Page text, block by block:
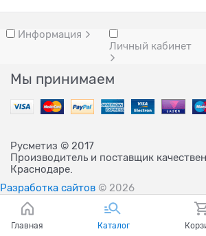
Информация
Личный кабинет
Мы принимаем
Русметиз © 2017
Производитель и поставщик
Краснодаре.
Разработка сайтов © 2026
Главная Каталог